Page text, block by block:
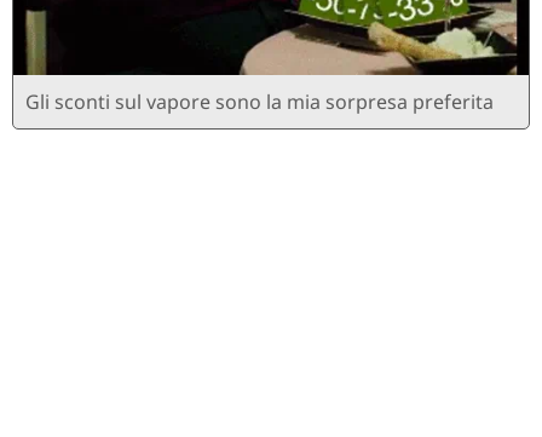
Gli sconti sul vapore sono la mia sorpresa preferita